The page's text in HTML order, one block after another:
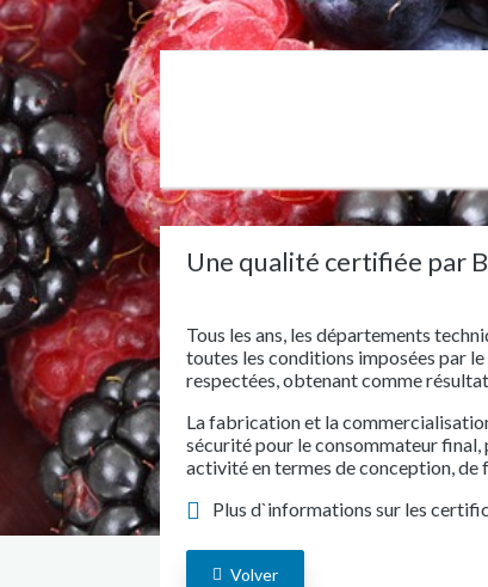
Une qualité certifiée par
Tous les ans, les départements
toutes les conditions imposées par
respectées, obtenant comme
La fabrication et la
sécurité pour le consommateur
activité en termes de conception,
Plus d`informations sur les
Volver